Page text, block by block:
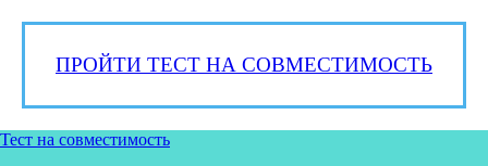
ПРОЙТИ ТЕСТ НА СОВМЕСТИМОСТЬ
Тест на совместимость